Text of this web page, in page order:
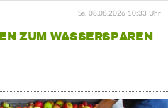
Sa. 08.08.2026 10:33 Uhr
ZUM WASSERSPAREN